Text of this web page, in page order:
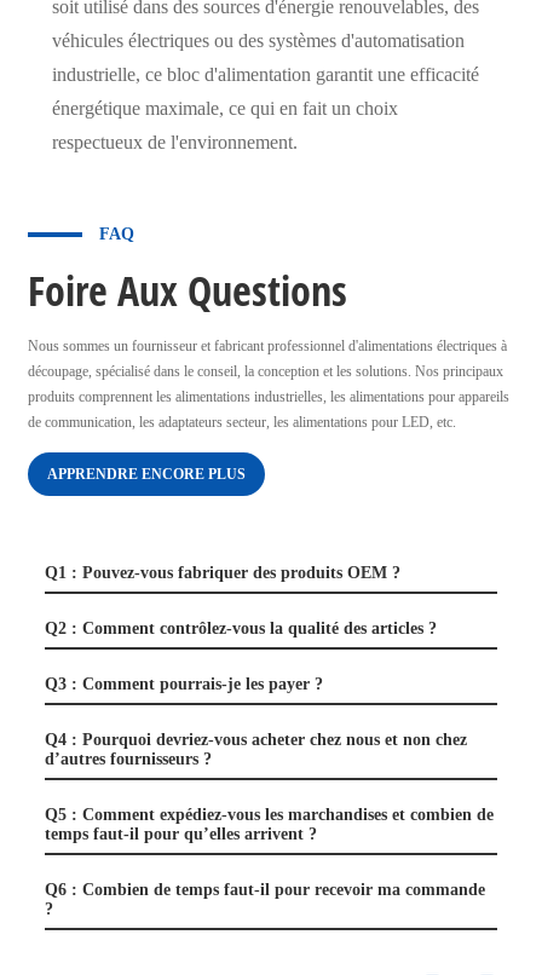
soit utilisé dans des sources d'énergie renouvelables, des
véhicules électriques ou des systèmes d'automatisation
industrielle, ce bloc d'alimentation garantit une efficacité
énergétique maximale, ce qui en fait un choix
respectueux de l'environnement.
FAQ
Foire Aux Questions
Nous sommes un fournisseur et fabricant professionnel d'alimentations électriques à
découpage, spécialisé dans le conseil, la conception et les solutions. Nos principaux
produits comprennent les alimentations industrielles, les alimentations pour appareils
de communication, les adaptateurs secteur, les alimentations pour LED, etc.
APPRENDRE ENCORE PLUS
Q1 : Pouvez-vous fabriquer des produits OEM ?
Q2 : Comment contrôlez-vous la qualité des articles ?
Q3 : Comment pourrais-je les payer ?
Q4 : Pourquoi devriez-vous acheter chez nous et non chez
d’autres fournisseurs ?
Q5 : Comment expédiez-vous les marchandises et combien de
temps faut-il pour qu’elles arrivent ?
Q6 : Combien de temps faut-il pour recevoir ma commande
?